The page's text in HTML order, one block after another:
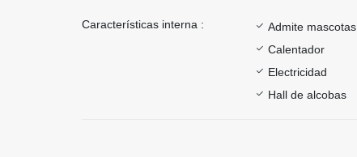
Características interna : Admite mascotas
Calentador
Electricidad
Hall de alcobas